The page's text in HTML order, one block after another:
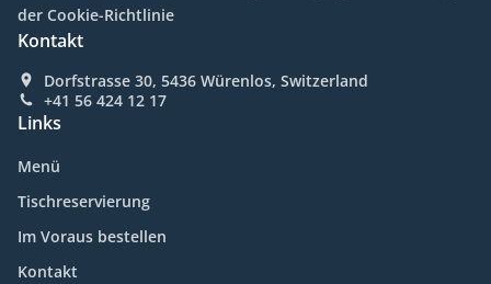
der Cookie-Richtlinie
Kontakt
Dorfstrasse 30, 5436 Würenlos, Switzerland
+41 56 424 12 17
Links
Menü
Tischreservierung
Im Voraus bestellen
Kontakt